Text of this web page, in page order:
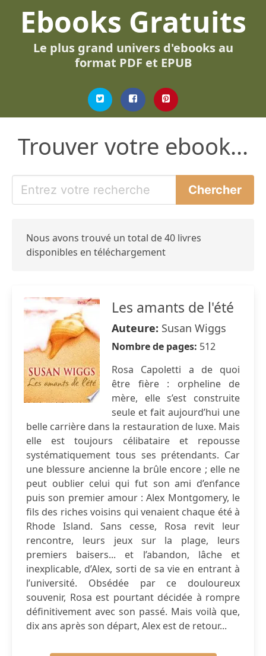
Ebooks Gratuits
Le plus grand univers d'ebooks au
format PDF et EPUB
Trouver votre ebook...
Nous avons trouvé un total de 40 livres
disponibles en téléchargement
Les amants de l'été
Auteure: Susan Wiggs
Nombre de pages: 512
Rosa Capoletti a de quoi
être fière : orpheline de
mère, elle s’est construite
seule et fait aujourd’hui une
belle carrière dans la restauration de luxe. Mais
elle est toujours célibataire et repousse
systématiquement tous ses prétendants. Car
une blessure ancienne la brûle encore ; elle ne
peut oublier celui qui fut son ami d’enfance
puis son premier amour : Alex Montgomery, le
fils des riches voisins qui venaient chaque été à
Rhode Island. Sans cesse, Rosa revit leur
rencontre, leurs jeux sur la plage, leurs
premiers baisers... et l’abandon, lâche et
inexplicable, d’Alex, sorti de sa vie en entrant à
l’université. Obsédée par ce douloureux
souvenir, Rosa est pourtant décidée à rompre
définitivement avec son passé. Mais voilà que,
dix ans après son départ, Alex est de retour...